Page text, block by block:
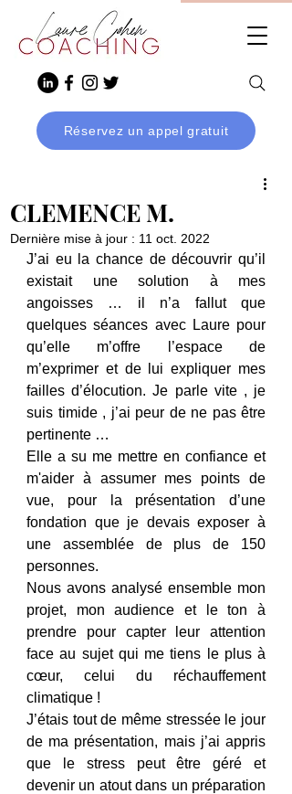
Réservez un appel gratuit
CLEMENCE M.
Dernière mise à jour : 11 oct. 2022
J’ai eu la chance de découvrir qu’il
existait une solution à mes
angoisses … il n’a fallut que
quelques séances avec Laure pour
qu’elle m’offre l’espace de
m’exprimer et de lui expliquer mes
failles d’élocution. Je parle vite , je
suis timide , j’ai peur de ne pas être
pertinente …
Elle a su me mettre en confiance et
m'aider à assumer mes points de
vue, pour la présentation d’une
fondation que je devais exposer à
une assemblée de plus de 150
personnes.
Nous avons analysé ensemble mon
projet, mon audience et le ton à
prendre pour capter leur attention
face au sujet qui me tiens le plus à
cœur, celui du réchauffement
climatique !
J’étais tout de même stressée le jour
de ma présentation, mais j’ai appris
que le stress peut être géré et
devenir un atout dans un préparation